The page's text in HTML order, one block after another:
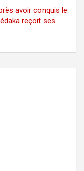
avoir conquis le
reçoit ses